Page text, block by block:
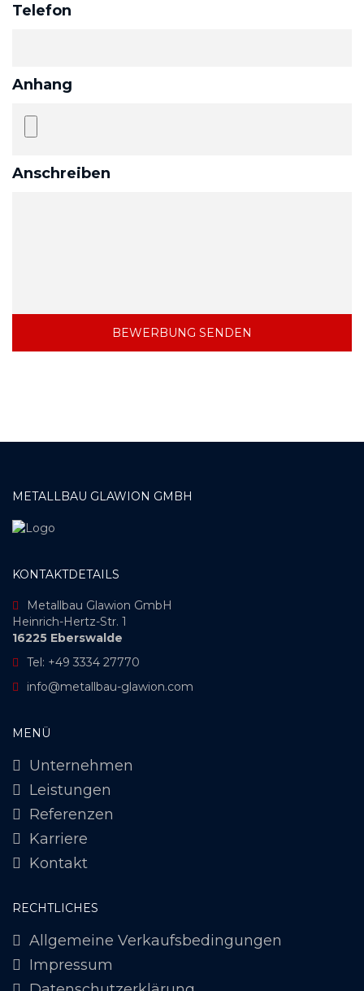
Telefon
Anhang
Anschreiben
METALLBAU GLAWION GMBH
KONTAKTDETAILS
Metallbau Glawion GmbH
Heinrich-Hertz-Str. 1
16225 Eberswalde
Tel: +49 3334 27770
info@metallbau-glawion.com
MENÜ
Unternehmen
Leistungen
Referenzen
Karriere
Kontakt
RECHTLICHES
Allgemeine Verkaufsbedingungen
Impressum